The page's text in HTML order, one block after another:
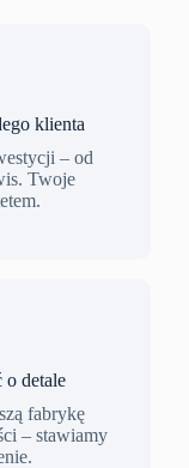
klienta
– od
Twoje
o detale
fabrykę
– stawiamy